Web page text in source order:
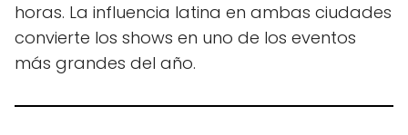
horas. La influencia latina en ambas ciudades
convierte los shows en uno de los eventos
más grandes del año.